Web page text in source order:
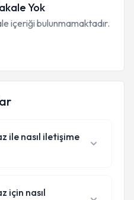
Yok
içeriği bulunmamaktadır.
ile nasıl iletişime
için nasıl